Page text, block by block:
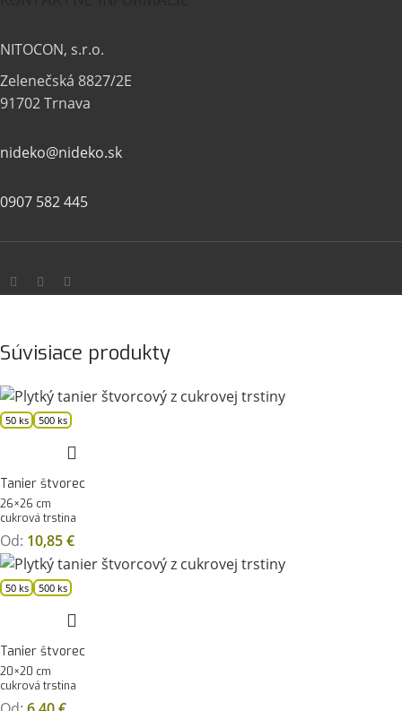
NITOCON, s.r.o.
Zelenečská 8827/2E
91702 Trnava
nideko@nideko.sk
0907 582 445
Súvisiace produkty
50 ks 500 ks
Tanier štvorec
26×26 cm
cukrová trstina
Od: 10,85€
50 ks 500 ks
Tanier štvorec
20×20 cm
cukrová trstina